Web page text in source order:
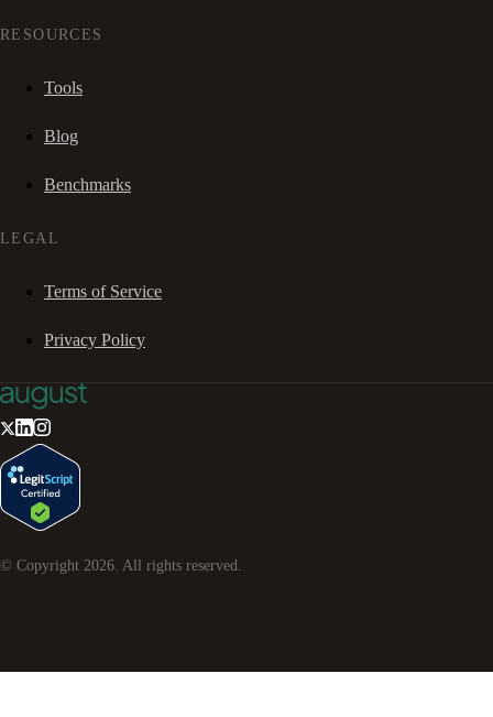
RESOURCES
Tools
Blog
Benchmarks
LEGAL
Terms of Service
Privacy Policy
© Copyright 2026. All rights reserved.